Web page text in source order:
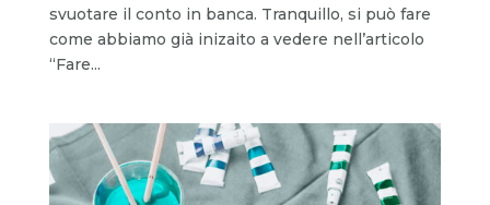
svuotare il conto in banca. Tranquillo, si può fare
come abbiamo già inizaito a vedere nell’articolo
“Fare...